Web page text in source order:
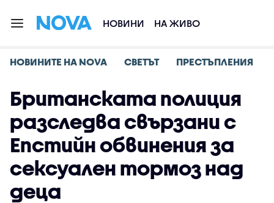
НОВИНИ НА ЖИВО
НОВИНИТЕ НА NOVA СВЕТЪТ ПРЕСТЪПЛЕНИЯ
Британската полиция
разследва свързани с
Епстийн обвинения за
сексуален тормоз над
деца